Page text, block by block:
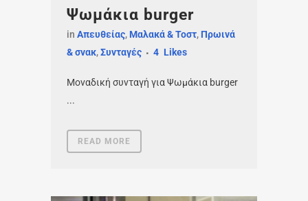
Ψωμάκια burger
in Απευθείας, Μαλακά & Τοστ, Πρωινά
& σνακ,Συνταγές 4 Likes
Μοναδική συνταγή για Ψωμάκια burger
...
READ MORE